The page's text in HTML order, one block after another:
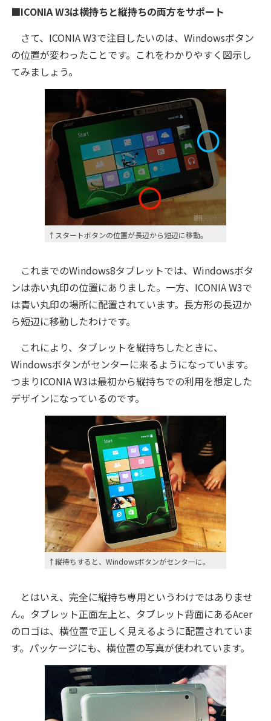
■ICONIA W3は横持ちと縦持ちの両方をサポート
さて、ICONIA W3で注目したいのは、Windowsボタン
の位置が変わったことです。これをわかりやすく図示し
てみましょう。
↑スタートボタンの位置が長辺から短辺に移動。
これまでのWindows8タブレットでは、Windowsボタ
ンは赤い丸印の位置にありました。一方、ICONIA W3で
は青い丸印の場所に配置されています。長方形の長辺か
ら短辺に移動したわけです。
これにより、タブレットを縦持ちしたときに、
Windowsボタンがセンターに来るようになっています。
つまりICONIA W3は最初から縦持ちでの利用を想定した
デザインになっているのです。
↑縦持ちすると、Windowsボタンがセンターに。
とはいえ、完全に縦持ち専用というわけではありませ
ん。タブレット正面左上と、タブレット背面にあるAcer
のロゴは、横位置で正しく見えるように配置されていま
す。パッケージにも、横位置の写真が使われています。